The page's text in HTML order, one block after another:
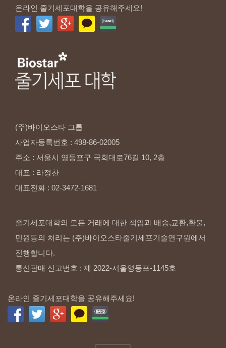
온라인 줄기세포대학을 공유해주세요!
(주)바이오스타 그룹
사업자등록번호 : 498-86-02005
주소 : 서울시 영등포구 국회대로76길 10, 2층
대표 : 라정찬
대표전화 : 02-3472-1681
줄기세포대학의 모든 거래에 대한 책임과 배송,교환,환불,
민원등의 처리는 (주)바이오스타줄기세포기술연구원에서
진행합니다.
통신판매 신고번호 : 제 2022-서울영등포-1145호
온라인 줄기세포대학을 공유해주세요!